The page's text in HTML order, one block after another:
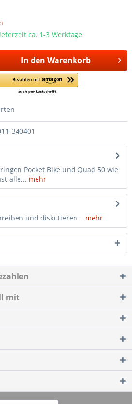
ca. 1-3 Werktage
In den Warenkorb
340401
Pocket Bike und Quad 50 wie
alle... mehr
und diskutieren... mehr
mit